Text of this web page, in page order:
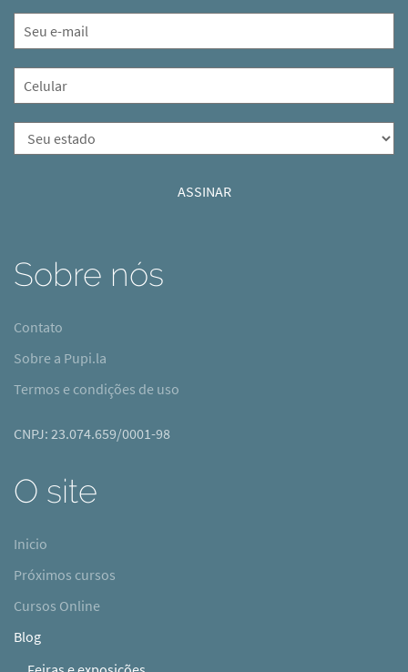
Sobre nós
Contato
Sobre a Pupi.la
Termos e condições de uso
CNPJ: 23.074.659/0001-98
O site
Inicio
Próximos cursos
Cursos Online
Blog